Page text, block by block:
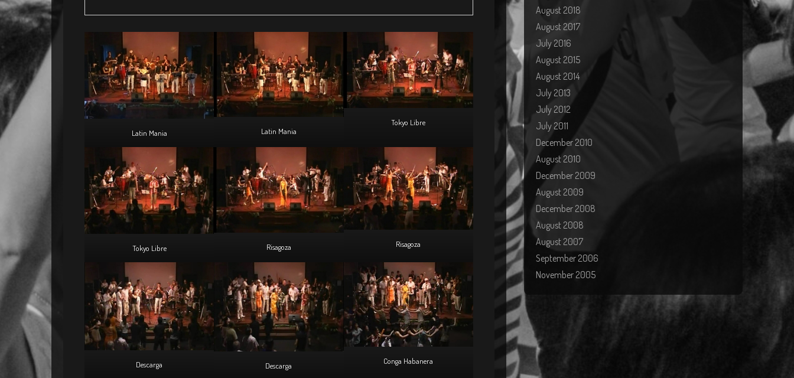
Latin Mania Latin Mania
Tokyo Libre
Tokyo Libre Risagoza Risagoza
Descarga Descarga Conga Habanera
August 2018
August 2017
July 2016
August 2015
August 2014
July 2013
July 2012
July 2011
December 2010
August 2010
December 2009
August 2009
December 2008
August 2008
August 2007
September 2006
November 2005